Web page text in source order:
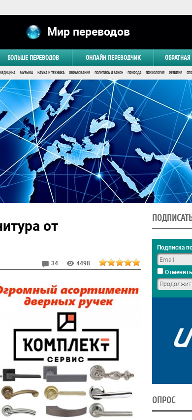
Мир переводов
БОЛЬШЕ ПЕРЕВОДОВ ОНЛАЙН ПЕРЕВОДЧИК ОБРАТНАЯ
МУЗЫКА НАУКА И ТЕХНИКА ОБРАЗОВАНИЕ ПОЛИТИКА И ЗАКОН ПРИРОДА ПСИХОЛОГИЯ РЕЛИГИЯ
от
34 4498
Подписка
ОПРОС